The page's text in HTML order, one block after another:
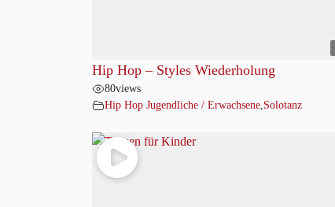
Hip Hop – Styles Wiederholung
80views
Hip Hop Jugendliche / Erwachsene Solotanz